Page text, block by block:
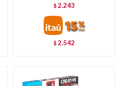
$2.243
$2.542